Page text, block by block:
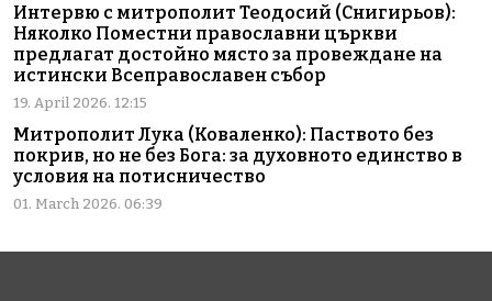
Интервю с митрополит Теодосий (Снигирьов):
Няколко Поместни православни църкви
предлагат достойно място за провеждане на
истински Всеправославен събор
19. April 2026. 12:15
Митрополит Лука (Коваленко): Паството без
покрив, но не без Бога: за духовното единство в
условия на потисничество
01. March 2026. 06:39